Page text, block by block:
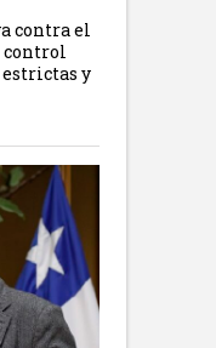
contra el
control
y